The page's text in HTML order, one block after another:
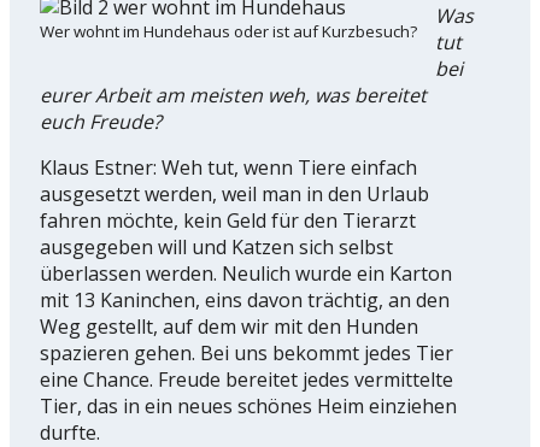
Wer wohnt im Hundehaus oder ist auf Kurzbesuch?
Was
tut
bei
eurer Arbeit am meisten weh, was bereitet
euch Freude?
Klaus Estner: Weh tut, wenn Tiere einfach
ausgesetzt werden, weil man in den Urlaub
fahren möchte, kein Geld für den Tierarzt
ausgegeben will und Katzen sich selbst
überlassen werden. Neulich wurde ein Karton
mit 13 Kaninchen, eins davon trächtig, an den
Weg gestellt, auf dem wir mit den Hunden
spazieren gehen. Bei uns bekommt jedes Tier
eine Chance. Freude bereitet jedes vermittelte
Tier, das in ein neues schönes Heim einziehen
durfte.